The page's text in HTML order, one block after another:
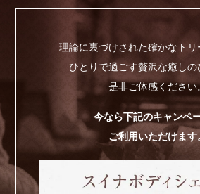
理論に裏づけされた確かなトリ
ひとりで過ごす贅沢な癒しの
是非ご体感ください
今なら下記のキャンペ
ご利用いただけます